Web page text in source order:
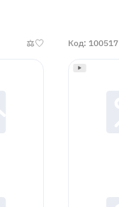
керамика
Код: 100517